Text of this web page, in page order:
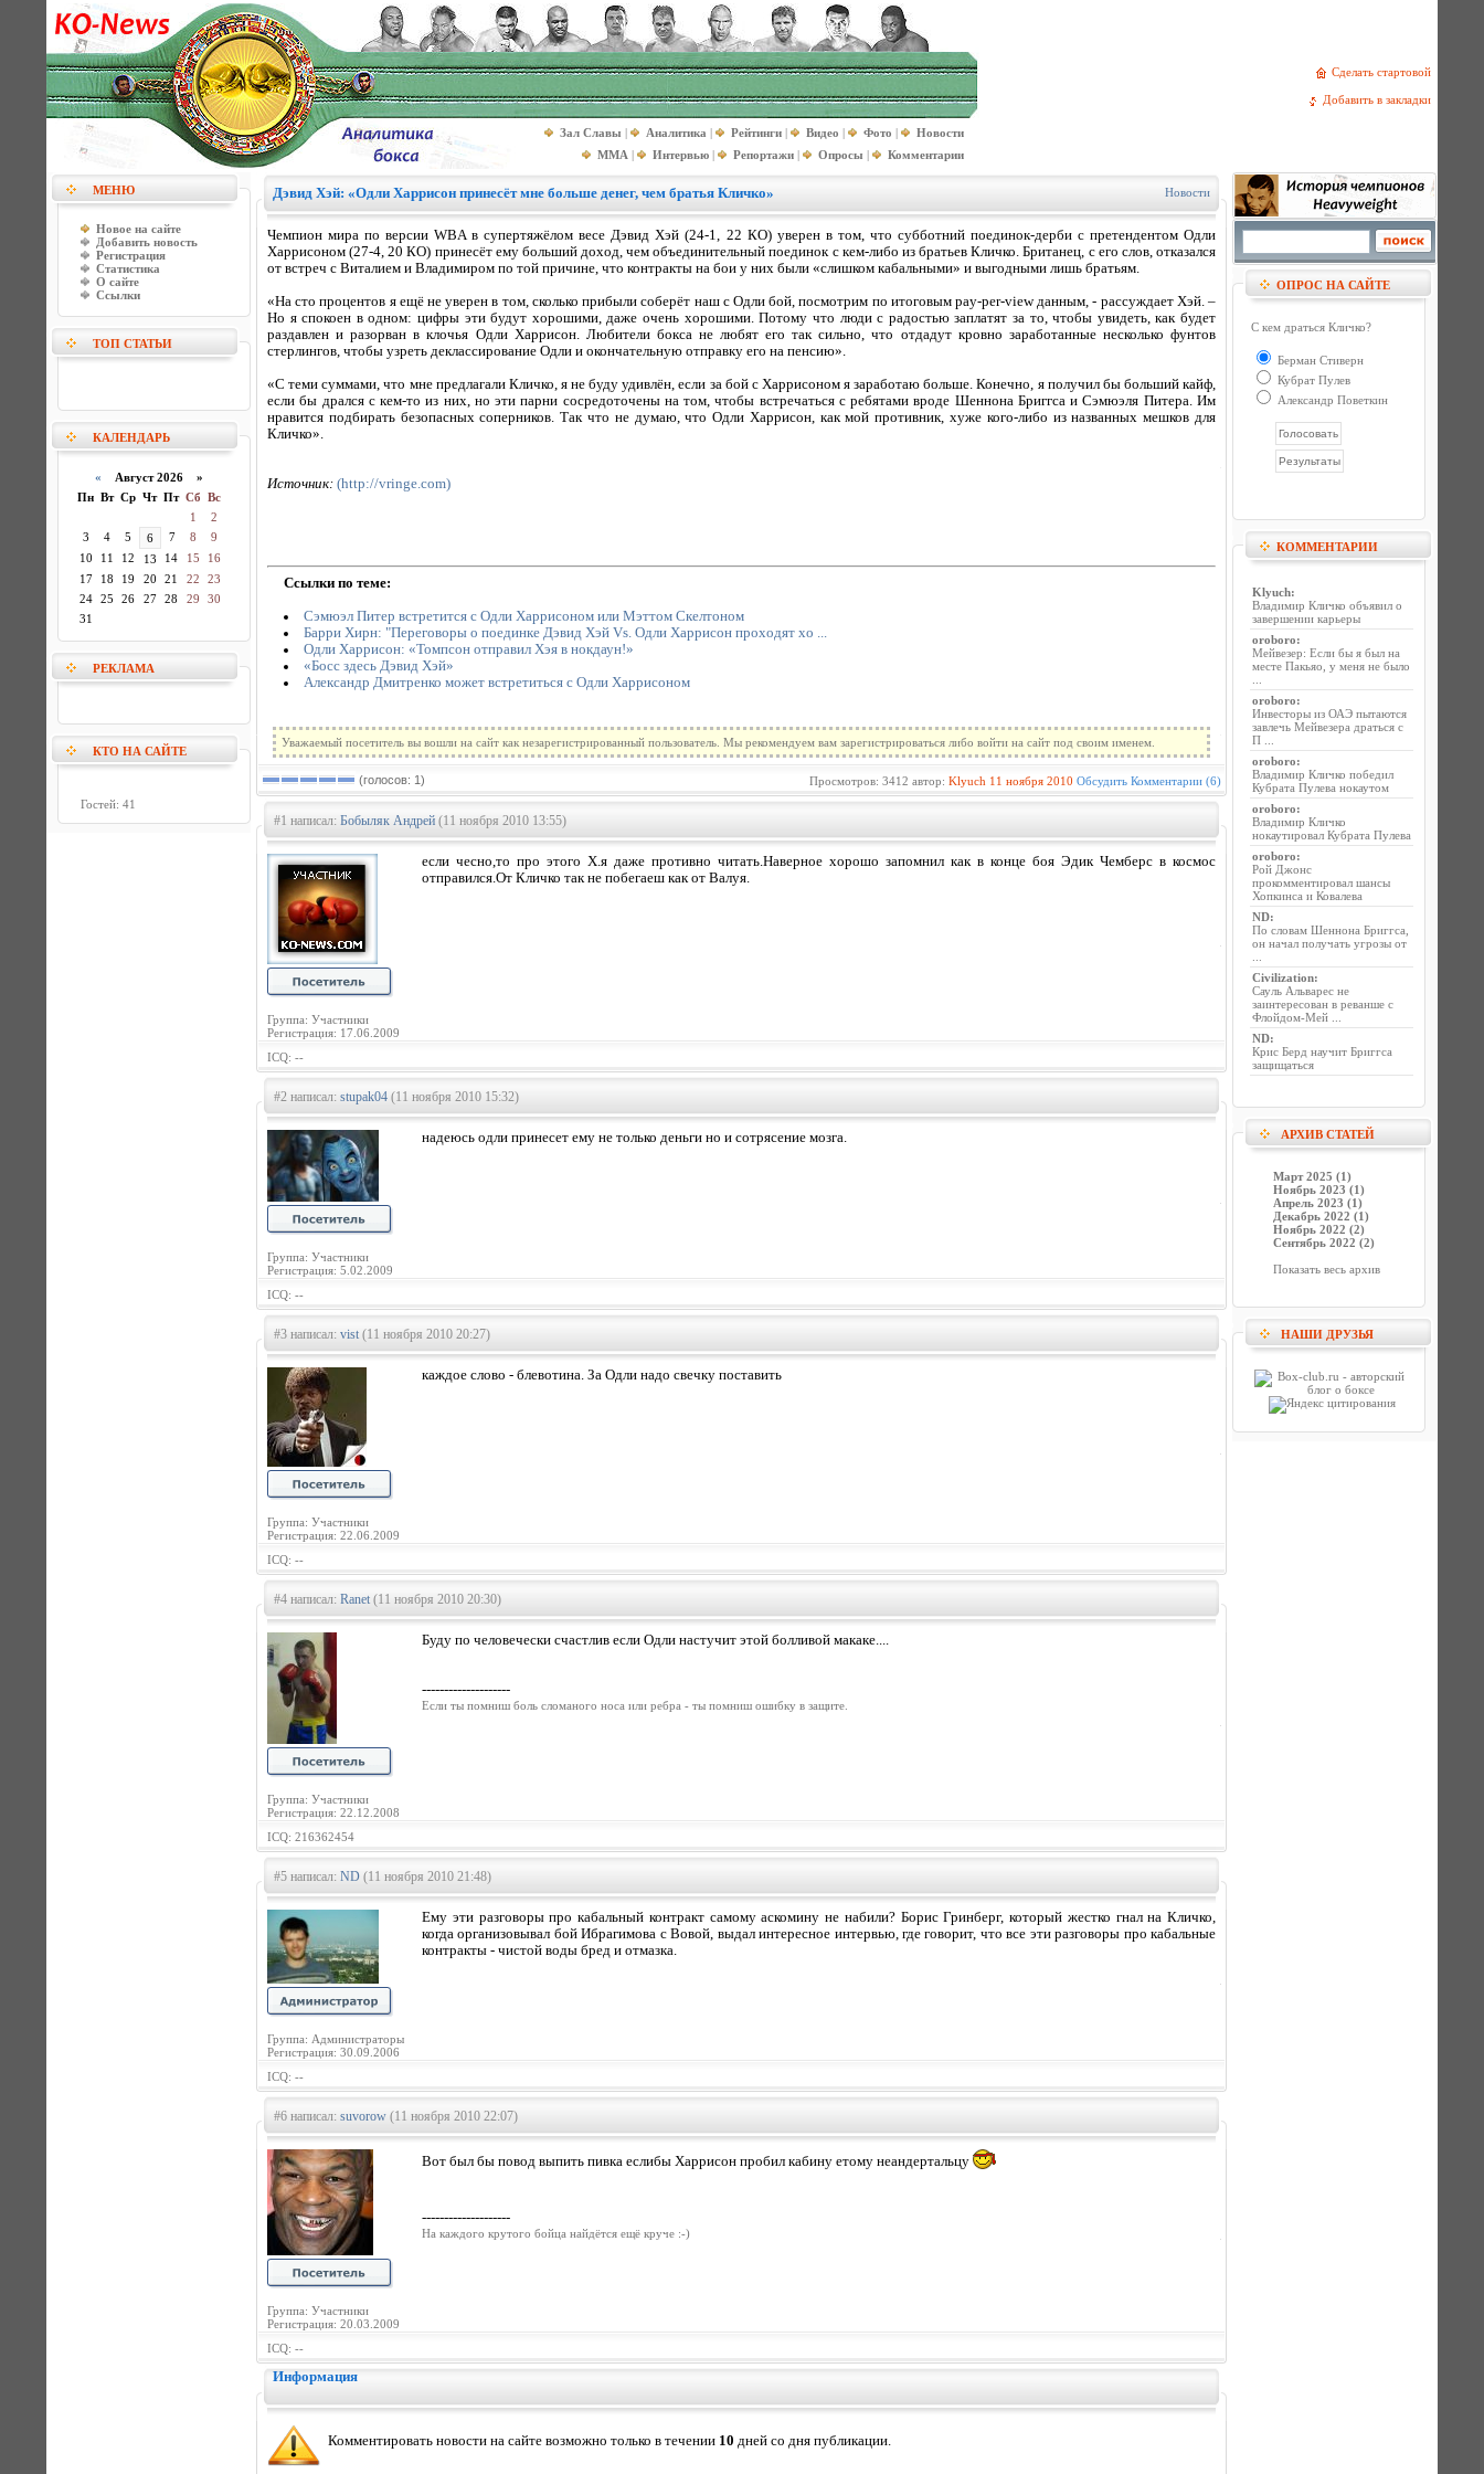
Сделать стартовой
Добавить в закладки
Зал Славы | Аналитика | Рейтинги | Видео | Фото |
Новости
MMA | Интервью | Репортажи | Опросы | Комментарии
МЕНЮ
Новое на сайте
Добавить новость
Регистрация
Статистика
О сайте
Ссылки
ТОП СТАТЬИ
КАЛЕНДАРЬ
« Август 2026 »
Пн Вт Ср Чт Пт Сб Вс
1
2
3
4 5 6 7 8
9
10
11 12 13 14 15
16
17
18 19 20 21 22
23
24
25 26 27 28 29
30
31
РЕКЛАМА
КТО НА САЙТЕ
Гостей: 41
Дэвид Хэй: «Одли Харрисон принесёт мне больше денег, чем братья Кличко» Новости
Чемпион мира по версии WBA в супертяжёлом весе Дэвид Хэй (24-1, 22 КО) уверен в том, что субботний поединок-дерби с претендентом Одли
Харрисоном (27-4, 20 КО) принесёт ему больший доход, чем объединительный поединок с кем-либо из братьев Кличко. Британец, с его слов, отказался
от встреч с Виталием и Владимиром по той причине, что контракты на бои у них были «слишком кабальными» и выгодными лишь братьям.
«На сто процентов я ещё не уверен в том, сколько прибыли соберёт наш с Одли бой, посмотрим по итоговым pay-per-view данным, - рассуждает Хэй. –
Но я спокоен в одном: цифры эти будут хорошими, даже очень хорошими. Потому что люди с радостью заплатят за то, чтобы увидеть, как будет
раздавлен и разорван в клочья Одли Харрисон. Любители бокса не любят его так сильно, что отдадут кровно заработанные несколько фунтов
стерлингов, чтобы узреть деклассирование Одли и окончательную отправку его на пенсию».
«С теми суммами, что мне предлагали Кличко, я не буду удивлён, если за бой с Харрисоном я заработаю больше. Конечно, я получил бы больший кайф,
если бы дрался с кем-то из них, но эти парни сосредоточены на том, чтобы встречаться с ребятами вроде Шеннона Бриггса и Сэмюэля Питера. Им
нравится подбирать безопасных соперников. Так что не думаю, что Одли Харрисон, как мой противник, хуже кого-либо из названных мешков для
Кличко».
Источник: (http://vringe.com)
Ссылки по теме:
Сэмюэл Питер встретится с Одли Харрисоном или Мэттом Скелтоном
Барри Хирн: "Переговоры о поединке Дэвид Хэй Vs. Одли Харрисон проходят хо ...
Одли Харрисон: «Томпсон отправил Хэя в нокдаун!»
«Босс здесь Дэвид Хэй»
Александр Дмитренко может встретиться с Одли Харрисоном
Уважаемый посетитель вы вошли на сайт как незарегистрированный пользователь. Мы рекомендуем вам зарегистрироваться либо войти на сайт под своим именем.
(голосов: 1) Просмотров: 3412 автор: Klyuch 11 ноября 2010 Обсудить Комментарии (6)
#1 написал: Бобыляк Андрей (11 ноября 2010 13:55)
Группа: Участники
Регистрация: 17.06.2009
если чесно,то про этого Х.я даже противно читать.Наверное хорошо запомнил как в конце боя Эдик Чемберс в космос
отправился.От Кличко так не побегаеш как от Валуя.
ICQ: --
#2 написал: stupak04 (11 ноября 2010 15:32)
Группа: Участники
Регистрация: 5.02.2009
надеюсь одли принесет ему не только деньги но и сотрясение мозга.
ICQ: --
#3 написал: vist(11 ноября 2010 20:27)
Группа: Участники
Регистрация: 22.06.2009
каждое слово - блевотина. За Одли надо свечку поставить
ICQ: --
#4 написал: Ranet(11 ноября 2010 20:30)
Группа: Участники
Регистрация: 22.12.2008
Буду по человечески счастлив если Одли настучит этой болливой макаке....
--------------------
Если ты помниш боль сломаного носа или ребра - ты помниш ошибку в защите.
ICQ: 216362454
#5 написал: ND (11 ноября 2010 21:48)
Группа: Администраторы
Регистрация: 30.09.2006
Ему эти разговоры про кабальный контракт самому аскомину не набили? Борис Гринберг, который жестко гнал на Кличко,
когда организовывал бой Ибрагимова с Вовой, выдал интересное интервью, где говорит, что все эти разговоры про кабальные
контракты - чистой воды бред и отмазка.
ICQ: --
#6 написал: suvorow (11 ноября 2010 22:07)
Группа: Участники
Регистрация: 20.03.2009
Вот был бы повод выпить пивка еслибы Харрисон пробил кабину етому неандертальцу
--------------------
На каждого крутого бойца найдётся ещё круче :-)
ICQ: --
Информация
Комментировать новости на сайте возможно только в течении 10 дней со дня публикации.
ОПРОС НА САЙТЕ
С кем драться Кличко?
Берман Стиверн
Кубрат Пулев
Александр Поветкин
КОММЕНТАРИИ
Klyuch:
Владимир Кличко объявил о
завершении карьеры
oroboro:
Мейвезер: Если бы я был на
месте Пакьяо, у меня не было
oroboro:
Инвесторы из ОАЭ пытаются
завлечь Мейвезера драться с
П ...
oroboro:
Владимир Кличко победил
Кубрата Пулева нокаутом
oroboro:
Владимир Кличко
нокаутировал Кубрата Пулева
oroboro:
Рой Джонс
прокомментировал шансы
Хопкинса и Ковалева
ND:
По словам Шеннона Бриггса,
он начал получать угрозы от
Civilization:
Сауль Альварес не
заинтересован в реванше с
Флойдом-Мей ...
ND:
Крис Берд научит Бриггса
защищаться
АРХИВ СТАТЕЙ
Март 2025 (1)
Ноябрь 2023 (1)
Апрель 2023 (1)
Декабрь 2022 (1)
Ноябрь 2022 (2)
Сентябрь 2022 (2)
Показать весь архив
НАШИ ДРУЗЬЯ